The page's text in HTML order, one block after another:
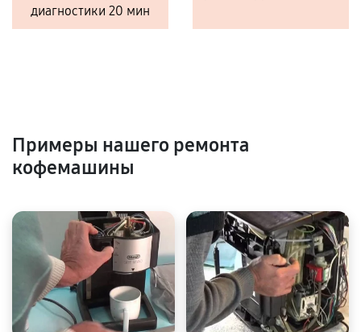
диагностики 20 мин
Примеры нашего ремонта
кофемашины